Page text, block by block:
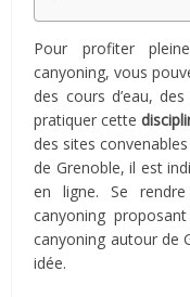
Pour profiter
canyoning, vous
des cours d’eau,
pratiquer cette
des sites
de Grenoble, il est
en ligne. Se
canyoning
canyoning autour de
idée.